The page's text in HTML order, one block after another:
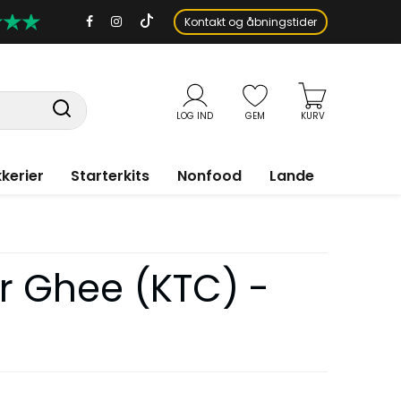
Kontakt og åbningstider
LOG IND GEM KURV
Starterkits Nonfood Lande
Ghee (KTC) -